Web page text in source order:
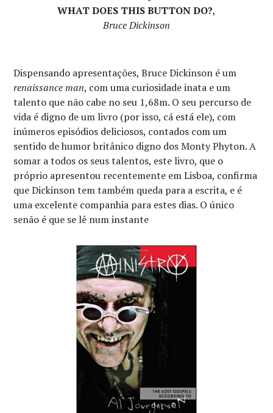
WHAT DOES THIS BUTTON DO?,
Bruce Dickinson
Dispensando apresentações, Bruce Dickinson é um
renaissance man, com uma curiosidade inata e um
talento que não cabe no seu 1,68m. O seu percurso de
vida é digno de um livro (por isso, cá está ele), com
inúmeros episódios deliciosos, contados com um
sentido de humor britânico digno dos Monty Phyton. A
somar a todos os seus talentos, este livro, que o
próprio apresentou recentemente em Lisboa, confirma
que Dickinson tem também queda para a escrita, e é
uma excelente companhia para estes dias. O único
senão é que se lê num instante